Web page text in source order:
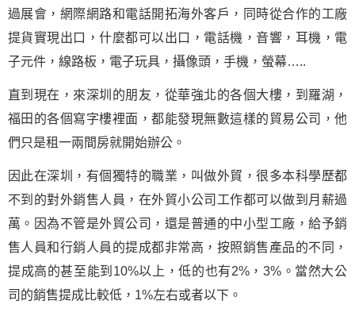
過展會，網際網路和電話開拓海外客戶，同時從合作的工廠
提貨實現出口，什麼都可以出口，電話機，音響，耳機，電
子元件，線路板，電子玩具，攝像頭，手機，螢幕…..
直到現在，來深圳的朋友，從華強北的各個大樓，到羅湖，
福田的各個寫字樓裡面，都能發現無數這樣的貿易公司，他
們只是租一兩間房就開始辦公。
因此在深圳，有個獨特的職業，叫做外貿，很多本科學歷都
不到的對外銷售人員，在外貿小公司工作都可以做到月薪過
萬。因為不管是外貿公司，還是普通的中小型工廠，給予銷
售人員和行銷人員的提成都非常高，按照銷售產品的不同，
提成高的甚至能到10%以上，低的也有2%，3%。當然大公
司的銷售提成比較低，1%左右或者以下。